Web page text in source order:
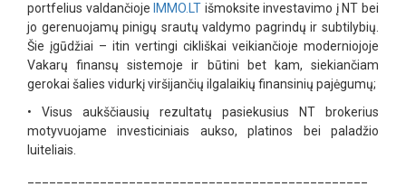
portfelius valdančioje IMMO.LT išmoksite investavimo į NT bei
jo gerenuojamų pinigų srautų valdymo pagrindų ir subtilybių.
Šie įgūdžiai – itin vertingi cikliškai veikiančioje moderniojoje
Vakarų finansų sistemoje ir būtini bet kam, siekiančiam
gerokai šalies vidurkį viršijančių ilgalaikių finansinių pajėgumų;
•
Visus aukščiausių rezultatų pasiekusius NT brokerius
motyvuojame investiciniais aukso, platinos bei paladžio
luiteliais.